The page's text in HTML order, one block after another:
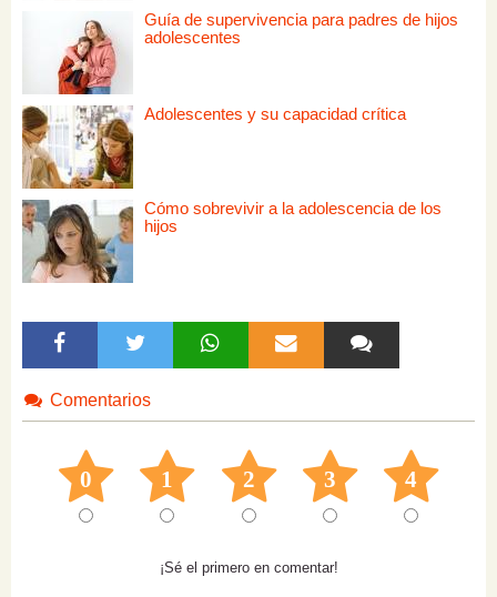
Guía de supervivencia para padres de hijos
adolescentes
Adolescentes y su capacidad crítica
Cómo sobrevivir a la adolescencia de los
hijos
Comentarios
0 1 2 3 4
¡Sé el primero en comentar!